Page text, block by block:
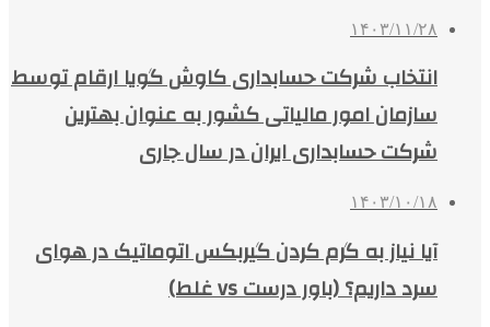
۱۴۰۳/۱۱/۲۸
انتخاب شرکت حسابداری کاوش گویا ارقام توسط
سازمان امور مالیاتی کشور به عنوان بهترین
شرکت حسابداری ایران در سال جاری
۱۴۰۳/۱۰/۱۸
آیا نیاز به گرم کردن گیربکس اتوماتیک در هوای
سرد داریم؟ (باور درست vs غلط)